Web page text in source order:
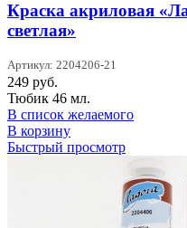
Краска акриловая
светлая»
Артикул: 2204206-21
249 руб.
Тюбик 46 мл.
В список желаемого
В корзину
Быстрый просмотр